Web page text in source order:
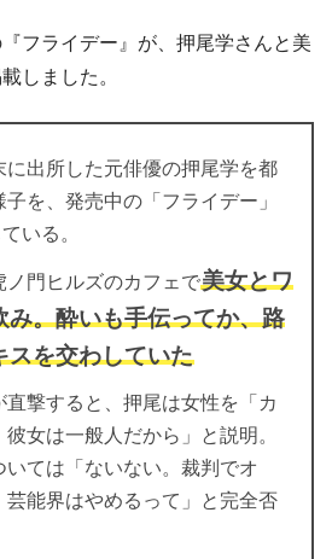
フライデー』が、押尾学さんと美
しました。
に出所した元俳優の押尾学を都
を、発売中の「フライデー」
いる。
ノ門ヒルズのカフェで美女とワ
み。酔いも手伝ってか、路
スを交わしていた
直撃すると、押尾は女性を「カ
女は一般人だから」と説明。
ては「ないない。裁判でオ
芸能界はやめるって」と完全否